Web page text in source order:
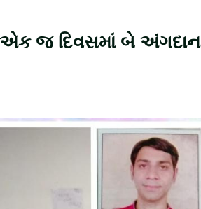
એક જ દિવસમાં બે અંગદાન